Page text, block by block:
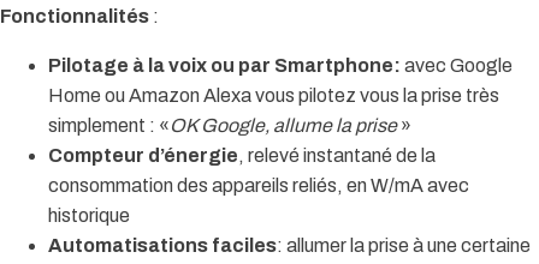
Fonctionnalités :
Pilotage à la voix ou par Smartphone: avec Google
Home ou Amazon Alexa vous pilotez vous la prise très
simplement : «OK Google, allume la prise»
Compteur d’énergie, relevé instantané de la
consommation des appareils reliés, en W/mA avec
historique
Automatisations faciles: allumer la prise à une certaine